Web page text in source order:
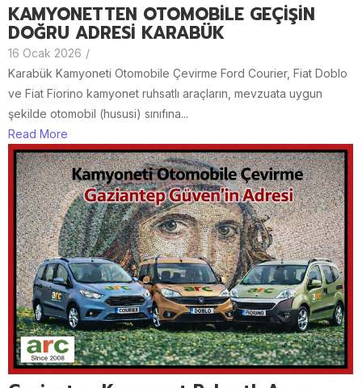
KAMYONETTEN OTOMOBİLE GEÇİŞİN
DOĞRU ADRESİ KARABÜK
16 Ocak 2026 /
Karabük Kamyoneti Otomobile Çevirme Ford Courier, Fiat Doblo
ve Fiat Fiorino kamyonet ruhsatlı araçların, mevzuata uygun
şekilde otomobil (hususi) sınıfına...
Read More